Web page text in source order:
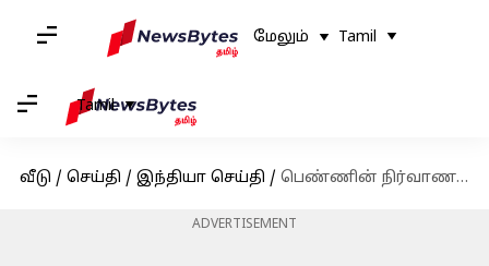
மேலும் Tamil
Tamil
வீடு / செய்தி / இந்தியா செய்தி / பெண்ணின் நிர்வாண உடலை ஆபாசமாக கருதக்கூடாது: கேரள உயர்நீதிமன்றம்
ADVERTISEMENT